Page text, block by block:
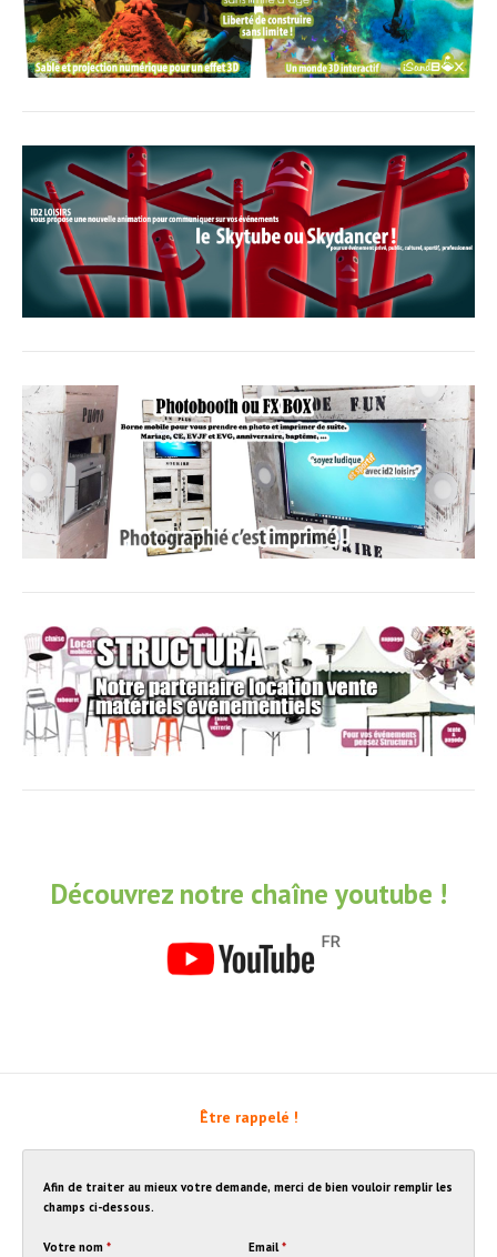
Découvrez notre chaîne youtube !
Être rappelé !
Afin de traiter au mieux votre demande, merci de bien vouloir remplir les
champs ci-dessous.
Votre nom * Email*